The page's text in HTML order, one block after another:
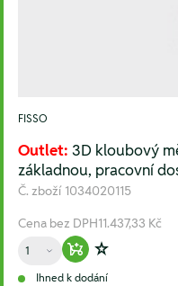
FISSO
Outlet: 3D kloubový
základnou, pracovní
Č. zboží 1034020115
Cena bez DPH11.437,33 Kč
Množství
Warenkorb
Zur
Ihned k dodání